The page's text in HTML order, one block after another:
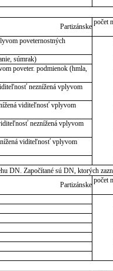
Partizánske
počet
poveternostných
súmrak)
poveter. podmienok (hmla,
neznížená vplyvom
viditeľnosť vplyvom
neznížená vplyvom
viditeľnosť vplyvom
DN. Započítané sú DN, ktorých
Partizánske
počet